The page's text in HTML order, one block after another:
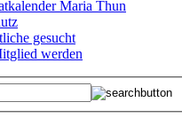
Maria Thun
gesucht
werden